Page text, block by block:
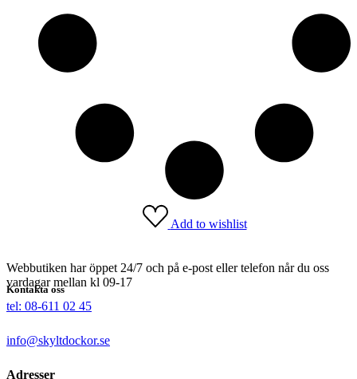
Add to wishlist
Webbutiken har öppet 24/7 och på e-post eller telefon når du oss
vardagar mellan kl 09-17
Kontakta oss
tel: 08-611 02 45
info@skyltdockor.se
Adresser